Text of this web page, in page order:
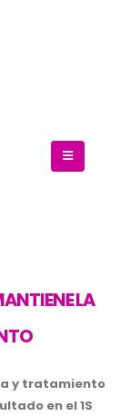
LA
y tratamiento
en el 1S